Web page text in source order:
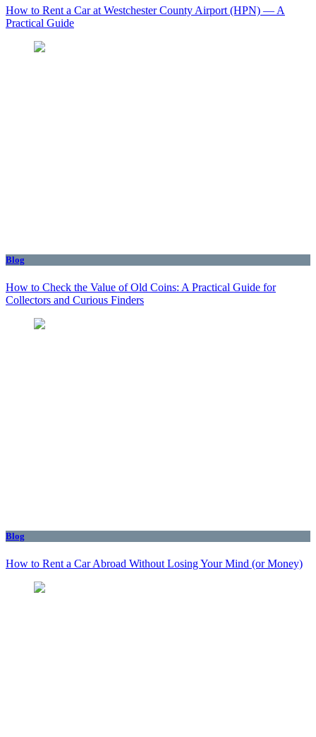
How to Rent a Car at Westchester County Airport (HPN) — A
Practical Guide
Blog
How to Check the Value of Old Coins: A Practical Guide for
Collectors and Curious Finders
Blog
How to Rent a Car Abroad Without Losing Your Mind (or Money)